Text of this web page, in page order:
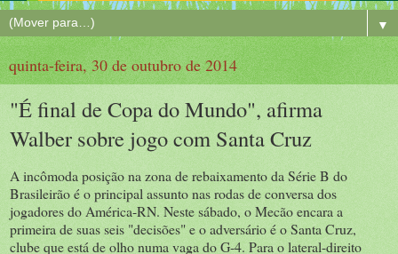
▼
quinta-feira, 30 de outubro de 2014
"É final de Copa do Mundo", afirma
Walber sobre jogo com Santa Cruz
A incômoda posição na zona de rebaixamento da Série B do
Brasileirão é o principal assunto nas rodas de conversa dos
jogadores do América-RN. Neste sábado, o Mecão encara a
primeira de suas seis "decisões" e o adversário é o Santa Cruz,
clube que está de olho numa vaga do G-4. Para o lateral-direito